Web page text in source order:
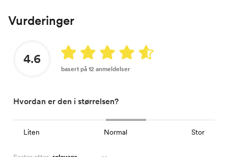
Vurderinger
4.6
basert på 12 anmeldelser
Hvordan er den i størrelsen?
Liten Normal Stor